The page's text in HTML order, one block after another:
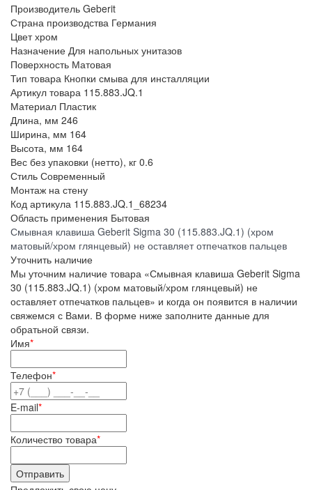
Производитель Geberit
Страна производства Германия
Цвет хром
Назначение Для напольных унитазов
Поверхность Матовая
Тип товара Кнопки смыва для инсталляции
Артикул товара 115.883.JQ.1
Материал Пластик
Длина, мм 246
Ширина, мм 164
Высота, мм 164
Вес без упаковки (нетто), кг 0.6
Стиль Современный
Монтаж на стену
Код артикула 115.883.JQ.1_68234
Область применения Бытовая
Смывная клавиша Geberit Sigma 30 (115.883.JQ.1) (хром
матовый/хром глянцевый) не оставляет отпечатков пальцев
Уточнить наличие
Мы уточним наличие товара «Смывная клавиша Geberit Sigma
30 (115.883.JQ.1) (хром матовый/хром глянцевый) не
оставляет отпечатков пальцев» и когда он появится в наличии
свяжемся с Вами. В форме ниже заполните данные для
обратьной связи.
Имя*
Телефон*
E-mail*
Количество товара*